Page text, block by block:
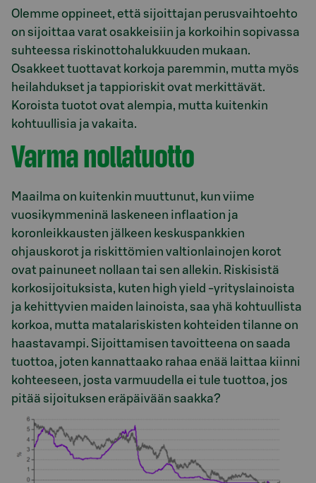
Olemme oppineet, että sijoittajan perusvaihtoehto
on sijoittaa varat osakkeisiin ja korkoihin sopivassa
suhteessa riskinottohalukkuuden mukaan.
Osakkeet tuottavat korkoja paremmin, mutta myös
heilahdukset ja tappioriskit ovat merkittävät.
Koroista tuotot ovat alempia, mutta kuitenkin
kohtuullisia ja vakaita.
Varma nollatuotto
Maailma on kuitenkin muuttunut, kun viime
vuosikymmeninä laskeneen inflaation ja
koronleikkausten jälkeen keskuspankkien
ohjauskorot ja riskittömien valtionlainojen korot
ovat painuneet nollaan tai sen allekin. Riskisistä
korkosijoituksista, kuten high yield -yrityslainoista
ja kehittyvien maiden lainoista, saa yhä kohtuullista
korkoa, mutta matalariskisten kohteiden tilanne on
haastavampi. Sijoittamisen tavoitteena on saada
tuottoa, joten kannattaako rahaa enää laittaa kiinni
kohteeseen, josta varmuudella ei tule tuottoa, jos
pitää sijoituksen eräpäivään saakka?